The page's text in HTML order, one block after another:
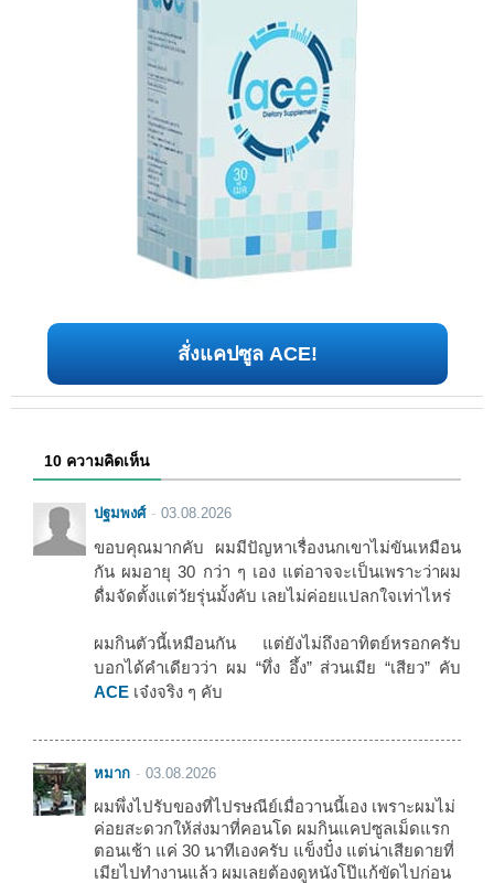
สั่งแคปซูล ACE!
10 ความคิดเห็น
ปฐมพงศ์ 03.08.2026
ขอบคุณมากคับ ผมมีปัญหาเรื่องนกเขาไม่ขันเหมือน
กัน ผมอายุ 30 กว่า ๆ เอง แต่อาจจะเป็นเพราะว่าผม
ดื่มจัดตั้งแต่วัยรุ่นมั้งคับ เลยไม่ค่อยแปลกใจเท่าไหร่
ผมกินตัวนี้เหมือนกัน แต่ยังไม่ถึงอาทิตย์หรอกครับ
บอกได้คำเดียวว่า ผม “ทึ่ง อึ้ง” ส่วนเมีย “เสียว” คับ
ACE เจ๋งจริง ๆ คับ
หมาก 03.08.2026
ผมพึ่งไปรับของที่ไปรษณีย์เมื่อวานนี้เอง เพราะผมไม่
ค่อยสะดวกให้ส่งมาที่คอนโด ผมกินแคปซูลเม็ดแรก
ตอนเช้า แค่ 30 นาทีเองครับ แข็งปั๋ง แต่น่าเสียดายที่
เมียไปทำงานแล้ว ผมเลยต้องดูหนังโป๊แก้ขัดไปก่อน